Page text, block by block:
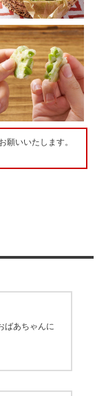
お願いいたします。
ばあちゃんに